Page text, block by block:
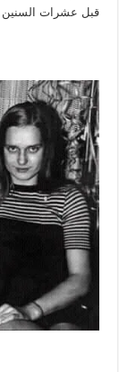
قبل عشرات السنين